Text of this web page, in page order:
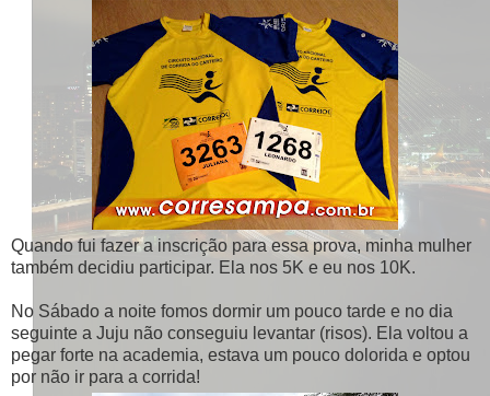
Quando fui fazer a inscrição para essa prova, minha mulher
também decidiu participar. Ela nos 5K e eu nos 10K.
No Sábado a noite fomos dormir um pouco tarde e no dia
seguinte a Juju não conseguiu levantar (risos). Ela voltou a
pegar forte na academia, estava um pouco dolorida e optou
por não ir para a corrida!